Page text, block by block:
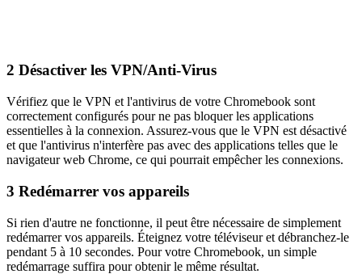
2 Désactiver les VPN/Anti-Virus
Vérifiez que le VPN et l'antivirus de votre Chromebook sont
correctement configurés pour ne pas bloquer les applications
essentielles à la connexion. Assurez-vous que le VPN est désactivé
et que l'antivirus n'interfère pas avec des applications telles que le
navigateur web Chrome, ce qui pourrait empêcher les connexions.
3 Redémarrer vos appareils
Si rien d'autre ne fonctionne, il peut être nécessaire de simplement
redémarrer vos appareils. Éteignez votre téléviseur et débranchez-le
pendant 5 à 10 secondes. Pour votre Chromebook, un simple
redémarrage suffira pour obtenir le même résultat.